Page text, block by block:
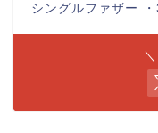
シングルファザー